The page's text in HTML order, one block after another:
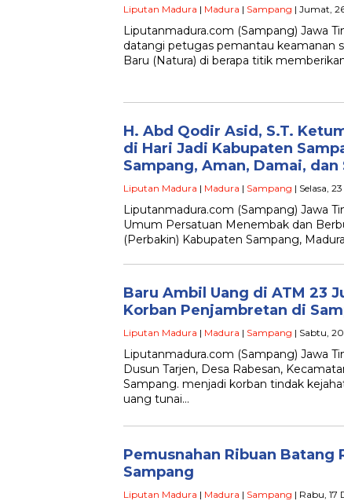
Liputan Madura | Madura | Sampang | Jumat,
Liputanmadura.com (Sampang) Jawa
datangi petugas pemantau keamanan
Baru (Natura) di berapa titik
H. Abd Qodir Asid, S.T.
di Hari Jadi Kabupaten
Sampang, Aman, Damai, dan
Liputan Madura | Madura | Sampang | Selasa,
Liputanmadura.com (Sampang) Jawa
Umum Persatuan Menembak dan
(Perbakin) Kabupaten Sampang,
Baru Ambil Uang di ATM 23
Korban Penjambretan di
Liputan Madura | Madura | Sampang | Sabtu,
Liputanmadura.com (Sampang) Jawa
Dusun Tarjen, Desa Rabesan,
Sampang. menjadi korban tindak
uang tunai…
Pemusnahan Ribuan Batang
Sampang
Liputan Madura | Madura | Sampang | Rabu, 17